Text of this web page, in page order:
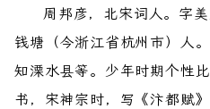
周邦彦，北宋词人。字
钱塘（今浙江省杭州市）人
知溧水县等。少年时期个性
书，宋神宗时，写《汴都赋